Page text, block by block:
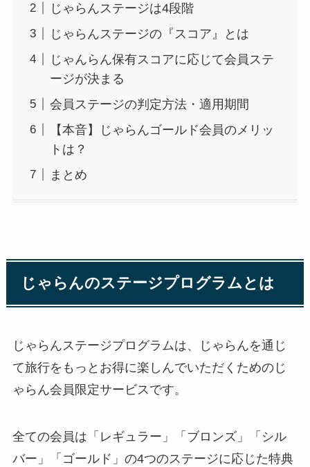
じゃらんステージは4段階
じゃらんステージの『スコア』とは
じゃんらん保有スコアに応じて会員ステ
ージが決まる
会員ステージの判定方法・適用期間
【本音】じゃらんゴールド会員のメリッ
トは？
まとめ
じゃらんのステージプログラムとは
じゃらんステージプログラムは、じゃらんを通じ
て旅行をもっとお得に楽しんでいただくためのじ
ゃらん会員限定サービスです。
全ての会員は「レギュラー」「ブロンズ」「シル
バー」「ゴールド」の4つのステージに応じた特典